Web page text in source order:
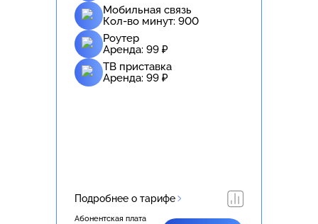
Мобильная связь
Кол-во минут: 900
Роутер
Аренда: 99 ₽
ТВ приставка
Аренда: 99 ₽
Подробнее о тарифе
Абонентская плата